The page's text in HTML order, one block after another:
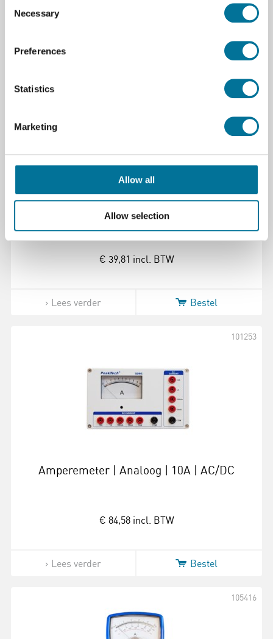
Selection
Necessary
Preferences
Statistics
Marketing
Allow all
Allow selection
Amperemeter | Analoog | 0-5A | 10A AC
€ 39,81 incl. BTW
Lees verder Bestel
Amperemeter | Analoog | 10A | AC/DC
101253
€ 84,58 incl. BTW
Lees verder Bestel
105416